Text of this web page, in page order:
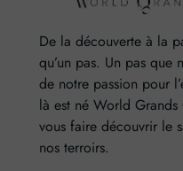
De la découverte à la
qu’un pas. Un pas que
de notre passion pour
là est né World
vous faire découvrir le
nos terroirs.